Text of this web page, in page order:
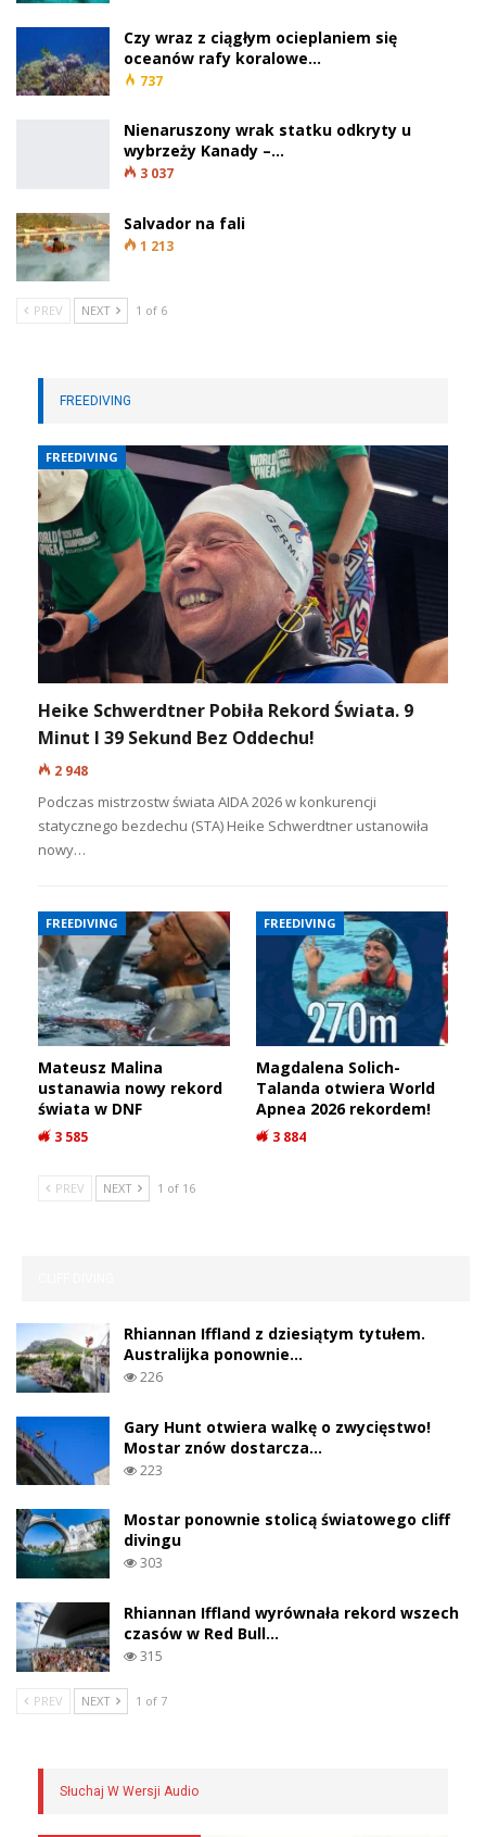
Czy wraz z ciągłym ocieplaniem się
oceanów rafy koralowe…
737
Nienaruszony wrak statku odkryty u
wybrzeży Kanady –…
3 037
Salvador na fali
1 213
PREV NEXT 1 of 6
FREEDIVING
FREEDIVING
Heike Schwerdtner Pobiła Rekord Świata. 9
Minut I 39 Sekund Bez Oddechu!
2 948
Podczas mistrzostw świata AIDA 2026 w konkurencji
statycznego bezdechu (STA) Heike Schwerdtner ustanowiła
nowy…
FREEDIVING
Mateusz Malina
ustanawia nowy rekord
świata w DNF
3 585
FREEDIVING
Magdalena Solich-
Talanda otwiera World
Apnea 2026 rekordem!
3 884
PREV NEXT 1 of 16
Rhiannan Iffland z dziesiątym tytułem.
Australijka ponownie…
226
Gary Hunt otwiera walkę o zwycięstwo!
Mostar znów dostarcza…
223
Mostar ponownie stolicą światowego cliff
divingu
303
Rhiannan Iffland wyrównała rekord wszech
czasów w Red Bull…
315
PREV NEXT 1 of 7
Słuchaj W Wersji Audio